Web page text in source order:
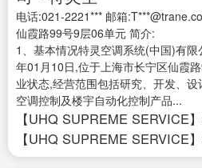
电话:021-2221*** 邮箱
仙霞路99号9层06单元 简介:
1、基本情况特灵空调系统(中国)有
年01月10日,位于上海市长宁区仙霞
业状态,经营范围包括研究、开发、设
空调控制及楼宇自动化控制产品...
【UHQ SUPREME SERVICE
【UHQ SUPREME SERVICE